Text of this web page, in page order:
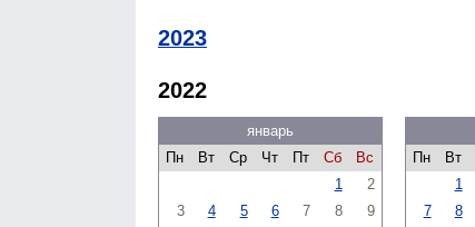
2023
2022
январь
Пн
Вт Ср Чт Пт Сб
Вс
1
2
3
4 5 6 7 8
9
Пн
Вт
1
7
8